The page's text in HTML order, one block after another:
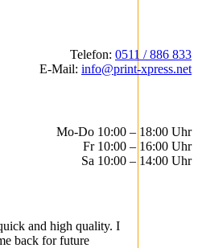
and high quality. I
back for future
Telefon: 0511 / 886 833
E-Mail: info@print-xpress.net
Mo-Do 10:00 – 18:00 Uhr
Fr 10:00 – 16:00 Uhr
Sa 10:00 – 14:00 Uhr